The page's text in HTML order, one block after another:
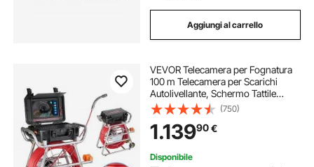
Aggiungi al carrello
VEVOR Telecamera per Fognatura
100 m Telecamera per Scarichi
Autolivellante, Schermo Tattile
256,54 mm Trasmettitore 512 Hz
Contatore di Distanza, Telecamera
Idraulica a Serpente IP67 con Luci-
12 LED
(750)
1.13990€
Disponibile